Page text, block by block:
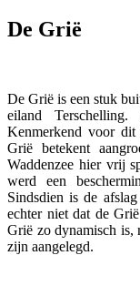
De Grië
De Grië is een stuk
eiland
Kenmerkend voor
Grië betekent
Waddenzee hier vrij
werd een
Sindsdien is de
echter niet dat de
Grië zo dynamisch is,
zijn aangelegd.